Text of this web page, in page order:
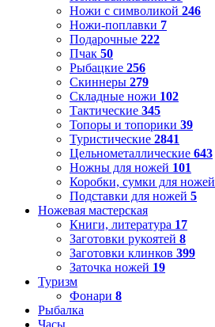
Ножи с символикой 246
Ножи-поплавки 7
Подарочные 222
Пчак 50
Рыбацкие 256
Скиннеры 279
Складные ножи 102
Тактические 345
Топоры и топорики 39
Туристические 2841
Цельнометаллические 643
Ножны для ножей 101
Коробки, сумки для ножей
Подставки для ножей 5
Ножевая мастерская
Книги, литература 17
Заготовки рукоятей 8
Заготовки клинков 399
Заточка ножей 19
Туризм
Фонари 8
Рыбалка
Часы